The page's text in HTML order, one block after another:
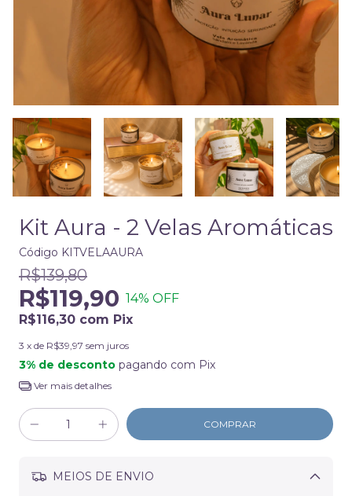
Kit Aura - 2 Velas Aromáticas
Código KITVELAAURA
R$139,80
R$119,90 14% OFF
R$116,30 com Pix
3 x de R$39,97 sem juros
3% de desconto pagando com Pix
Ver mais detalhes
MEIOS DE ENVIO